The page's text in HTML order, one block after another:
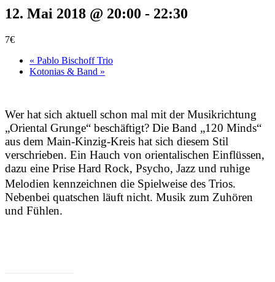
12. Mai 2018 @ 20:00 - 22:30
7€
« Pablo Bischoff Trio
Kotonias & Band »
Wer hat sich aktuell schon mal mit der Musikrichtung
„Oriental Grunge“ beschäftigt? Die Band „120 Minds“
aus dem Main-Kinzig-Kreis hat sich diesem Stil
verschrieben. Ein Hauch von orientalischen Einflüssen,
dazu eine Prise Hard Rock, Psycho, Jazz und ruhige
Melodien kennzeichnen die Spielweise des Trios.
Nebenbei quatschen läuft nicht. Musik zum Zuhören
und Fühlen.